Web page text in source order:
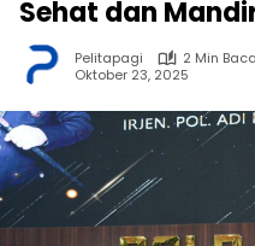
Sehat dan
Pelitapagi
2 Min Baca
Oktober 23, 2025